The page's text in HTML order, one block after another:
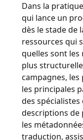
Dans la
qui lance un
dès le stade de
ressources qui
quelles sont
plus
campagnes, les
les principales
des
descriptions de
les
traduction,